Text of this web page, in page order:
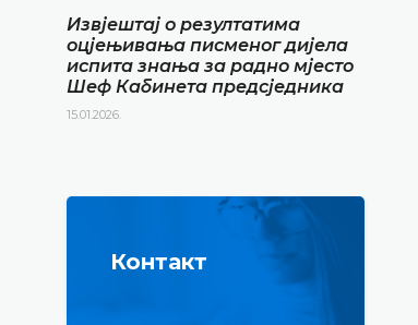
Извјештај о резултатима
оцјењивања писменог дијела
испита знања за радно мјесто
Шеф Кабинета предсједника
15.01.2026.
Контакт